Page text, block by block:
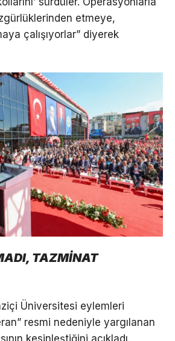
etmeye,
çalışıyorlar” diyerek
TAZMİNAT
Üniversitesi eylemleri
resmi nedeniyle yargılanan
kesinleştiğini açıkladı.